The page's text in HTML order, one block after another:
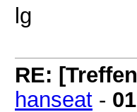
lg
RE:
hanseat -